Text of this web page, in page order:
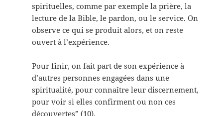
spirituelles, comme par exemple la prière, la
lecture de la Bible, le pardon, ou le service. On
observe ce qui se produit alors, et on reste
ouvert à l’expérience.
Pour finir, on fait part de son expérience à
d’autres personnes engagées dans une
spiritualité, pour connaître leur discernement,
pour voir si elles confirment ou non ces
découvertes” (10).